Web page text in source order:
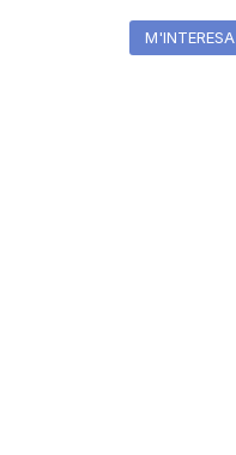
M'INTERESA